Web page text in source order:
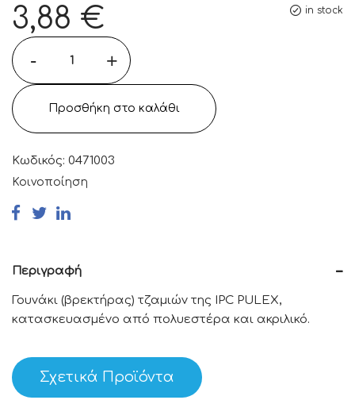
in stock
3,88 €
- +
Προσθήκη στο καλάθι
Κωδικός: 0471003
Κοινοποίηση
Περιγραφή
Γουνάκι (βρεκτήρας) τζαμιών της IPC PULEX,
κατασκευασμένο από πολυεστέρα και ακριλικό.
Σχετικά Προϊόντα